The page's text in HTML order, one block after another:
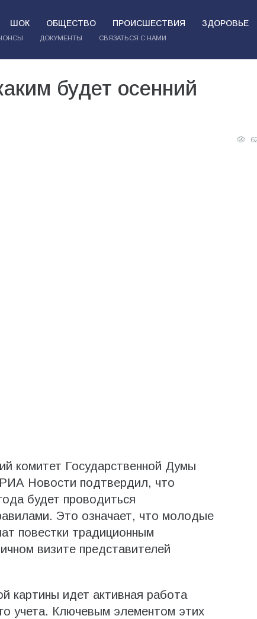
ШОК ОБЩЕСТВО ПРОИСШЕСТВИЯ ЗДОРОВЬЕ
ДОКУМЕНТЫ СВЯЗАТЬСЯ С НАМИ
будет осенний
комитет Государственной Думы
Новости подтвердил, что
будет проводиться
Это означает, что молодые
повестки традиционным
визите представителей
картины идет активная работа
учета. Ключевым элементом этих